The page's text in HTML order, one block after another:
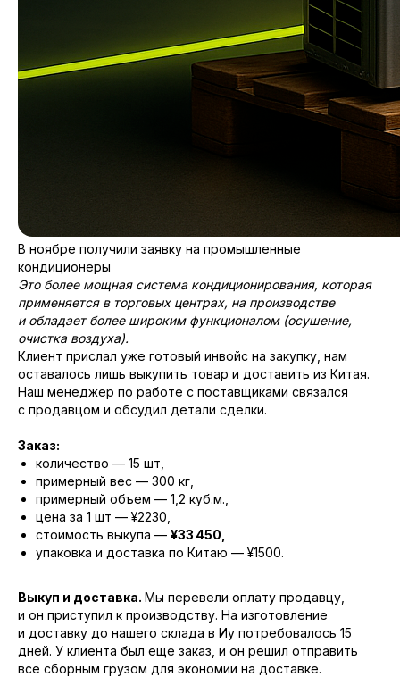
В ноябре получили заявку на промышленные
кондиционеры
Это более мощная система кондиционирования, которая
применяется в торговых центрах, на производстве
и обладает более широким функционалом (осушение,
очистка воздуха).
Клиент прислал уже готовый инвойс на закупку, нам
оставалось лишь выкупить товар и доставить из Китая.
Наш менеджер по работе с поставщиками связался
с продавцом и обсудил детали сделки.
Заказ:
количество — 15 шт,
примерный вес — 300 кг,
примерный объем — 1,2 куб.м.,
цена за 1 шт — ¥2230,
стоимость выкупа — ¥33 450,
упаковка и доставка по Китаю — ¥1500.
Выкуп и доставка. Мы перевели оплату продавцу,
и он приступил к производству. На изготовление
и доставку до нашего склада в Иу потребовалось 15
дней. У клиента был еще заказ, и он решил отправить
все сборным грузом для экономии на доставке.